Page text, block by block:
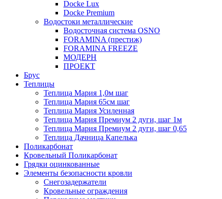
Docke Lux
Docke Premium
Водостоки металлические
Водосточная система OSNO
FORAMINA (престиж)
FORAMINA FREEZE
МОДЕРН
ПРОЕКТ
Брус
Теплицы
Теплица Мария 1,0м шаг
Теплица Мария 65см шаг
Теплица Мария Усиленная
Теплица Мария Премиум 2 дуги, шаг 1м
Теплица Мария Премиум 2 дуги, шаг 0,65
Теплица Дачница Капелька
Поликарбонат
Кровельный Поликарбонат
Грядки оцинкованные
Элементы безопасности кровли
Снегозадержатели
Кровельные ограждения